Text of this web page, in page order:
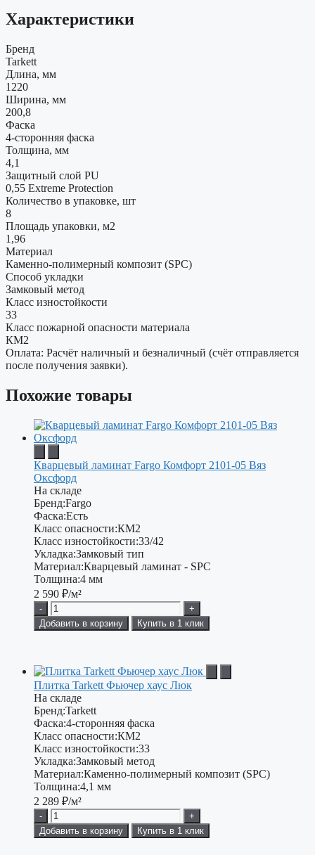
Характеристики
Бренд
Tarkett
Длина, мм
1220
Ширина, мм
200,8
Фаска
4-сторонняя фаска
Толщина, мм
4,1
Защитный слой PU
0,55 Extreme Protection
Количество в упаковке, шт
8
Площадь упаковки, м2
1,96
Материал
Каменно-полимерный композит (SPC)
Способ укладки
Замковый метод
Класс изностойкости
33
Класс пожарной опасности материала
КМ2
Оплата: Расчёт наличный и безналичный (счёт отправляется
после получения заявки).
Похожие товары
Кварцевый ламинат Fargo Комфорт 2101-05 Вяз
Оксфорд
На складе
Бренд:Fargo
Фаска:Есть
Класс опасности:КМ2
Класс изностойкости:33/42
Укладка:Замковый тип
Материал:Кварцевый ламинат - SPC
Толщина:4 мм
2 590 ₽/м²
-
+
Добавить в корзину
Купить в 1 клик
Плитка Tarkett Фьючер хаус Люк
На складе
Бренд:Tarkett
Фаска:4-сторонняя фаска
Класс опасности:КМ2
Класс изностойкости:33
Укладка:Замковый метод
Материал:Каменно-полимерный композит (SPC)
Толщина:4,1 мм
2 289 ₽/м²
-
+
Добавить в корзину
Купить в 1 клик